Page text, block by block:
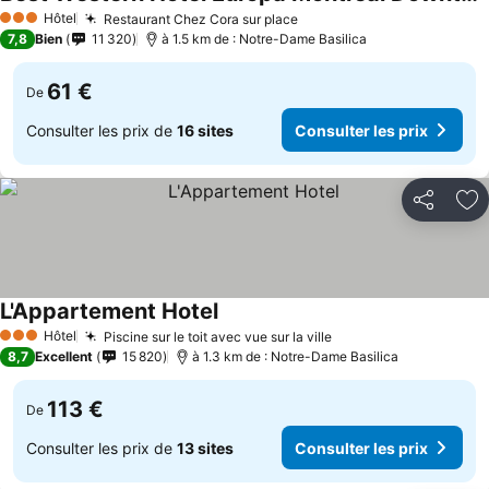
3 ÉtoilesHôtel Restaurant Chez Cora sur place
7,8 Bien 11 320 à 1.5 km de : Notre-Dame Basilica
De 61 €
Consulter les prix de 16 sites Consulter les prix
Partager
3 ÉtoilesHôtel Piscine sur le toit avec vue sur la ville
L'Appartement Hotel
8,7 Excellent 15 820 à 1.3 km de : Notre-Dame Basilica
De 113 €
Consulter les prix de 13 sites Consulter les prix